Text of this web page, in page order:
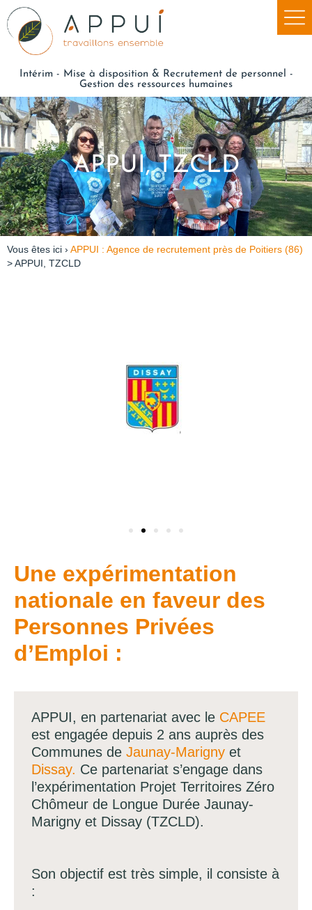
Intérim - Mise à disposition & Recrutement de personnel -
Gestion des ressources humaines
APPUI, TZCLD
Vous êtes ici › APPUI : Agence de recrutement près de Poitiers (86)
> APPUI, TZCLD
Une expérimentation
nationale en faveur des
Personnes Privées
d’Emploi :
APPUI, en partenariat avec le CAPEE
est engagée depuis 2 ans auprès des
Communes de Jaunay-Marigny et
Dissay. Ce partenariat s’engage dans
l’expérimentation Projet Territoires Zéro
Chômeur de Longue Durée Jaunay-
Marigny et Dissay (TZCLD).
Son objectif est très simple, il consiste à
: